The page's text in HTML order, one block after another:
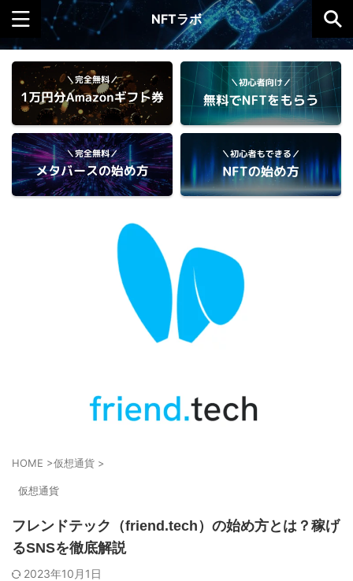
NFTラボ
HOME >仮想通貨 >
仮想通貨
フレンドテック（friend.tech）の始め方とは？稼げ
るSNSを徹底解説
2023年10月1日